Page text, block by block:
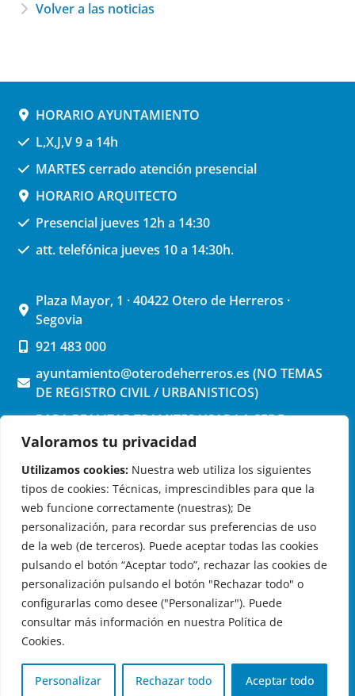
Valoramos tu privacidad
Utilizamos cookies: Nuestra web utiliza los siguientes
tipos de cookies: Técnicas, imprescindibles para que la
web funcione correctamente (nuestras); De
personalización, para recordar sus preferencias de uso
de la web (de terceros). Puede aceptar todas las cookies
pulsando el botón “Aceptar todo”, rechazar las cookies de
personalización pulsando el botón "Rechazar todo" o
configurarlas como desee ("Personalizar"). Puede
consultar más información en nuestra Política de
Cookies.
Personalizar Rechazar todo Aceptar todo
Volver a las noticias
HORARIO AYUNTAMIENTO
L,X,J,V 9 a 14h
MARTES cerrado atención presencial
HORARIO ARQUITECTO
Presencial jueves 12h a 14:30
att. telefónica jueves 10 a 14:30h.
Plaza Mayor, 1 · 40422 Otero de Herreros ·
Segovia
921 483 000
ayuntamiento@oterodeherreros.es (NO TEMAS
DE REGISTRO CIVIL / URBANISTICOS)
PARA REALIZAR TRAMITES USAR LA SEDE
ELECTRONICA (pinchar aquí)
OTERO DE HERREROS EN LAS REDES
© 2026 Ayuntamiento de Otero de Herreros
Aviso Legal|Política de Privacidad|Política de Cookies|
Registro de actividades de tratamiento
| Diseño:Globales